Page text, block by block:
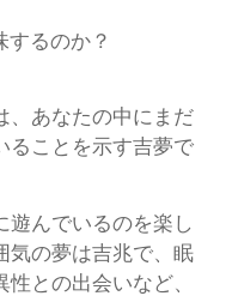
、あなたの中にまだ
ることを示す吉夢で
遊んでいるのを楽し
気の夢は吉兆で、眠
との出会いなど、